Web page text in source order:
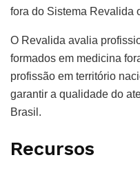
fora do Sistema Revalida
O Revalida avalia
formados em medicina
profissão em território
garantir a qualidade do
Brasil.
Recursos